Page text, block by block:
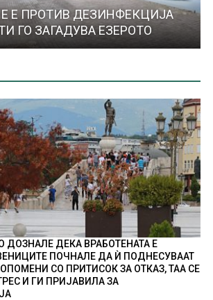
Е ПРОТИВ ДЕЗИНФЕКЦИЈА
ГО ЗАГАДУВА ЕЗЕРОТО
ДОЗНАЛЕ ДЕКА ВРАБОТЕНАТА Е
ПОЧНАЛЕ ДА Ѝ ПОДНЕСУВААТ
СО ПРИТИСОК ЗА ОТКАЗ, ТАА СЕ
И ГИ ПРИЈАВИЛА ЗА